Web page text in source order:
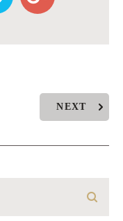
NEXT